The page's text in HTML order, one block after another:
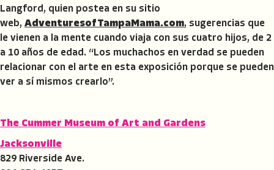
Langford, quien postea en su sitio
web, AdventuresofTampaMama.com, sugerencias que
le vienen a la mente cuando viaja con sus cuatro hijos, de 2
a 10 años de edad. “Los muchachos en verdad se pueden
relacionar con el arte en esta exposición porque se pueden
ver a sí mismos crearlo”.
The Cummer Museum of Art and Gardens
Jacksonville
829 Riverside Ave.